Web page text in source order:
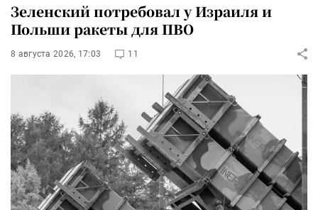
Зеленский потребовал у Израиля и
Польши ракеты для ПВО
8 августа 2026, 17:03 11